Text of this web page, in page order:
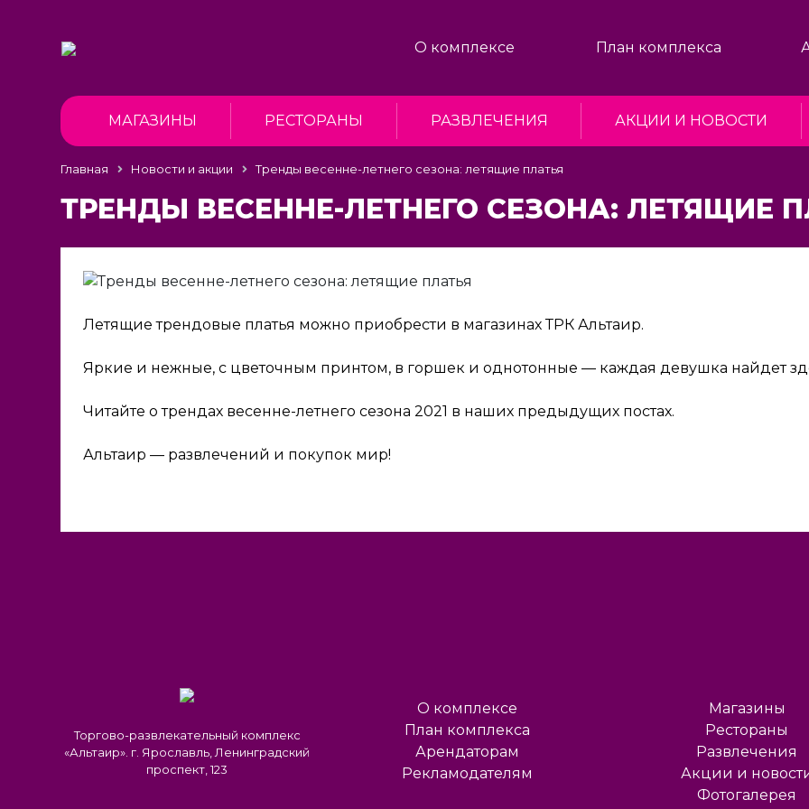
О комплексе План комплекса
МАГАЗИНЫ РЕСТОРАНЫ РАЗВЛЕЧЕНИЯ АКЦИИ И НОВОСТИ
Главная Новости и акции Тренды весенне-летнего сезона: летящие платья
ТРЕНДЫ ВЕСЕННЕ-ЛЕТНЕГО СЕЗОНА: ЛЕТЯЩИЕ
Летящие трендовые платья можно приобрести в магазинах ТРК Альтаир.
Яркие и нежные, с цветочным принтом, в горшек и однотонные — каждая девушка найдет
Читайте о трендах весенне-летнего сезона 2021 в наших предыдущих постах.
Альтаир — развлечений и покупок мир!
Торгово-развлекательный комплекс
«Альтаир». г. Ярославль, Ленинградский
проспект, 123
О комплексе
План комплекса
Арендаторам
Рекламодателям
Магазины
Рестораны
Развлечения
Акции и
Фотогалерея